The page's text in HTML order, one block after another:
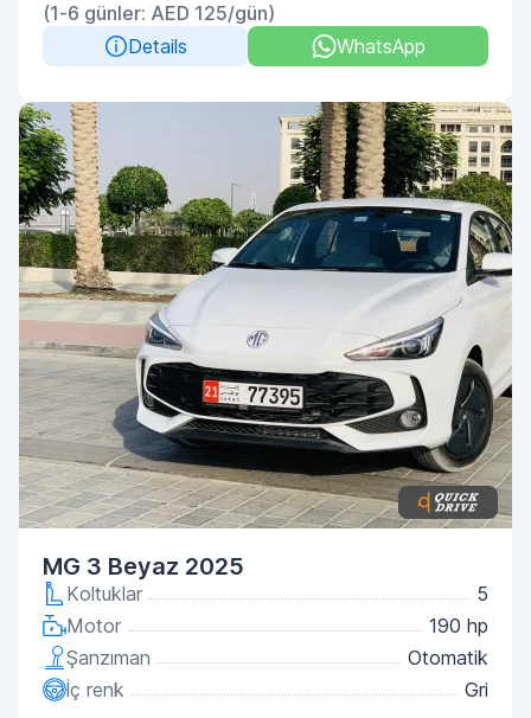
(1-6 günler: AED 125/gün)
Details
WhatsApp
MG 3 Beyaz 2025
Koltuklar
5
Motor
190 hp
Şanzıman
Otomatik
İç renk
Gri